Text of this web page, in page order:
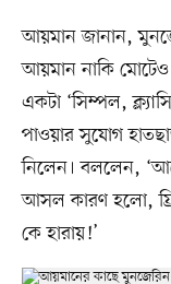
আয়মান জানান,
আয়মান নাকি
একটা ‘সিম্পল,
পাওয়ার সুযোগ
নিলেন। বললেন,
আসল কারণ হলো,
কে হারায়!’